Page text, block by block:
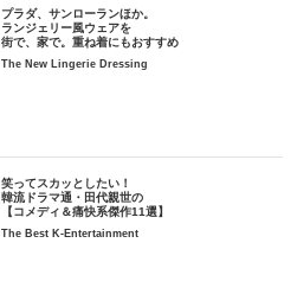
プラダ、サンローランほか。
ランジェリー風ウェアを
街で、家で。重ね着にもおすすめ
The New Lingerie Dressing
笑ってスカッとしたい！
韓流ドラマ通・田代親世の
【コメディ＆痛快系傑作11選】
The Best K-Entertainment